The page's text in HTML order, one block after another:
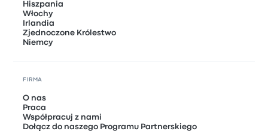
Hiszpania
Włochy
Irlandia
Zjednoczone Królestwo
Niemcy
FIRMA
O nas
Praca
Współpracuj z nami
Dołącz do naszego Programu Partnerskiego